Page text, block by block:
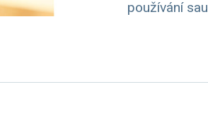
používání